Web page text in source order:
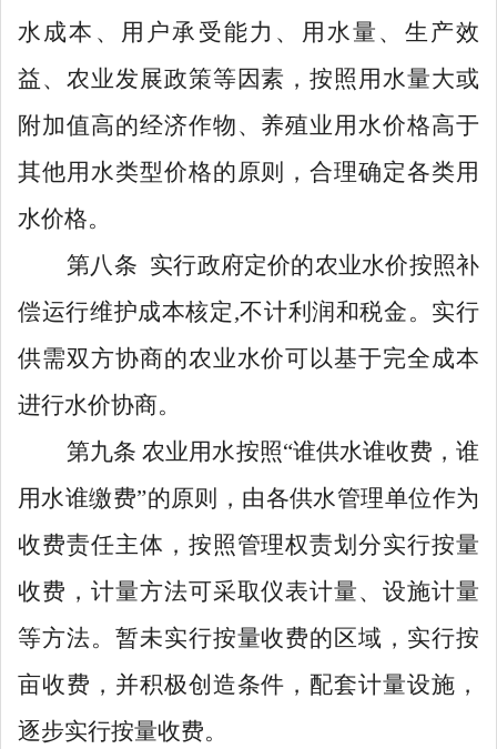
水成本、用户承受能力、
用水量、生产效
益、农业发展政策等因素 ，按照用水量大或
附加值高的经济作物、养殖业用水价格高于
其他用水类型价格的原则，合理确定各类用
水价格。
第八条 实行政府定价的农业水价按照补
偿运行维护成本核定,不计利润和税金。 实行
供需双方协商的农业水价可以基于完全成本
进行水价协商。
第九条 农业用水按照“谁供水谁收费，谁
用水谁缴费”的原则
，由各供水管理单位作为
收费责任主体，按照管理权责划分实行按量
收费 ， 计量方法可采取仪表计量、设施计量
等方法。 暂未实行按量收费的区域，实行按
亩收费，并积极创造条件，配套计量设施，
逐步实行按量收费。